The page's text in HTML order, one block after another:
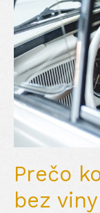
Prečo
bez